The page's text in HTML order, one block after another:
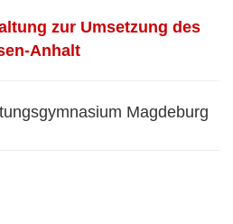
zur Umsetzung des
Anhalt
Magdeburg